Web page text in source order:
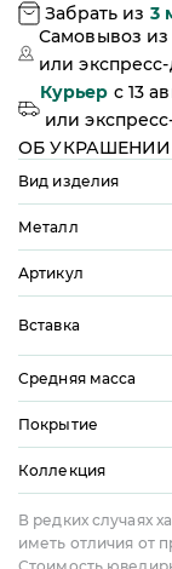
Забрать из 3
Самовывоз из
илиэкспресс-
Курьер c 13
или
ОБ УКРАШЕНИИ
Вид изделия
Металл
Артикул
Вставка
Средняя масса
Покрытие
Коллекция
В редких случаях
иметь отличия от